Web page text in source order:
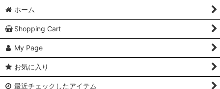
ホーム
Shopping Cart
My Page
お気に入り
最近チェックしたアイテム